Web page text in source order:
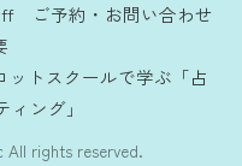
ご予約・お問い合わせ
ットスクールで学ぶ「占
ング」
All rights reserved.